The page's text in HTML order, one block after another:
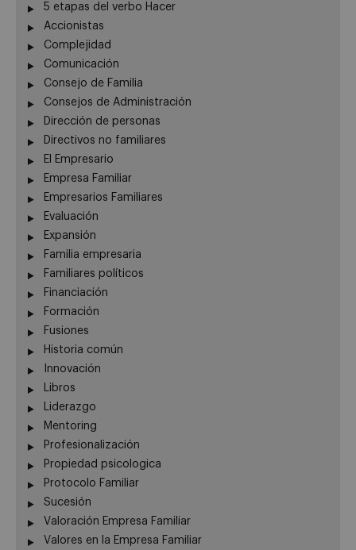
5 etapas del verbo Hacer
Accionistas
Complejidad
Comunicación
Consejo de Familia
Consejos de Administración
Dirección de personas
Directivos no familiares
El Empresario
Empresa Familiar
Empresarios Familiares
Evaluación
Expansión
Familia empresaria
Familiares políticos
Financiación
Formación
Fusiones
Historia común
Innovación
Libros
Liderazgo
Mentoring
Profesionalización
Propiedad psicologica
Protocolo Familiar
Sucesión
Valoración Empresa Familiar
Valores en la Empresa Familiar